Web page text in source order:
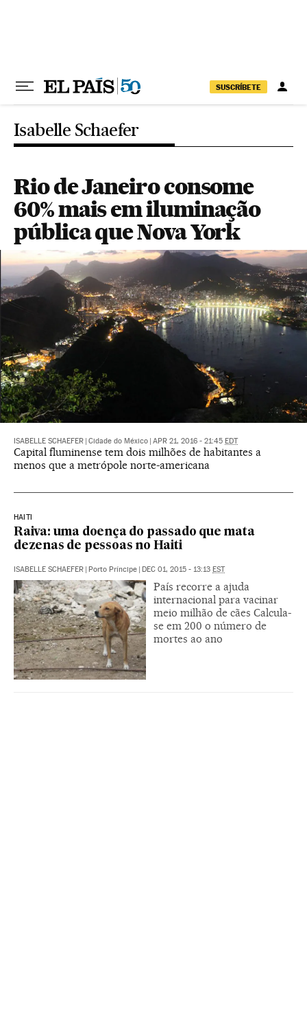
SUSCRÍBETE
Isabelle Schaefer
Rio de Janeiro consome
60% mais em iluminação
pública que Nova York
ISABELLE SCHAEFER Cidade do México APR 21, 2016 - 21:45 EDT
Capital fluminense tem dois milhões de habitantes a
menos que a metrópole norte-americana
HAITI
Raiva: uma doença do passado que mata
dezenas de pessoas no Haiti
ISABELLE SCHAEFER Porto Príncipe DEC 01, 2015 - 13:13 EST
País recorre a ajuda
internacional para vacinar
meio milhão de cães Calcula-
se em 200 o número de
mortes ao ano